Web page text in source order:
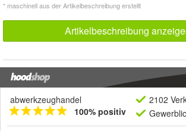
* maschinell aus der Artikelbeschreibung erstellt
Artikelbeschreibung
abwerkzeughandel
100% positiv
2102